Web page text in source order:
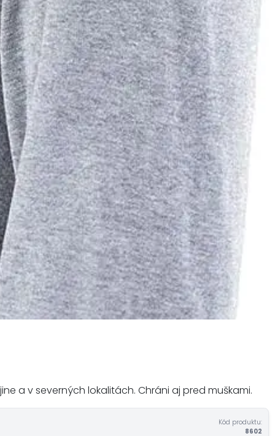
a v severných lokalitách. Chráni aj pred muškami.
Kód produktu:
8602